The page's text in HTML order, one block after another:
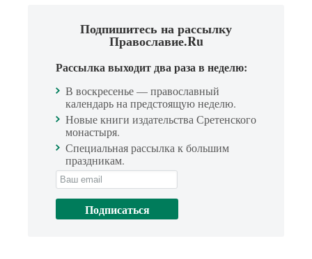
Подпишитесь на рассылку
Православие.Ru
Рассылка выходит два раза в неделю:
В воскресенье — православный
календарь на предстоящую неделю.
Новые книги издательства Сретенского
монастыря.
Специальная рассылка к большим
праздникам.